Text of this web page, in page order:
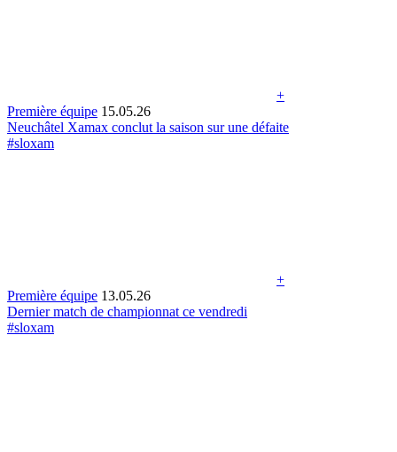
+
Première équipe 15.05.26
Neuchâtel Xamax conclut la saison sur une défaite
#sloxam
+
Première équipe 13.05.26
Dernier match de championnat ce vendredi
#sloxam